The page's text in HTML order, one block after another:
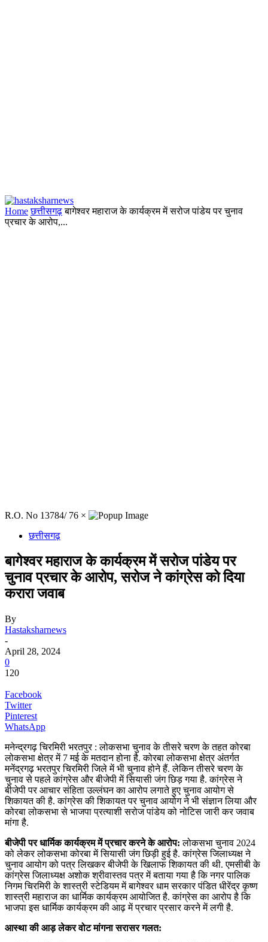
Home छत्तीसगढ़ बागेश्वर महाराज के कार्यक्रम में सरोज पांडेय पर चुनाव
प्रचार के आरोप,...
R.O. No 13784/ 76 ×
छत्तीसगढ़
बागेश्वर महाराज के कार्यक्रम में सरोज पांडेय पर
चुनाव प्रचार के आरोप, सरोज ने कांग्रेस को दिया
करारा जवाब
By
Hastaksharnews
-
April 28, 2024
0
120
Facebook
Twitter
Pinterest
WhatsApp
मनेन्द्रगढ़ चिरमिरी भरतपुर : लोकसभा चुनाव के तीसरे चरण के तहत कोरबा
लोकसभा क्षेत्र में 7 मई के मतदान होना है. कोरबा लोकसभा क्षेत्र अंतर्गत
मनेंद्रगढ़ भरतपुर चिरमिरी जिले में भी चुनाव होने हैं. लेकिन तीसरे चरण के
चुनाव से पहले कांग्रेस और बीजेपी में सियासी जंग छिड़ गया है. कांग्रेस ने
बीजेपी पर आचार संहिता उल्लंघन का आरोप लगाते हुए चुनाव आयोग से
शिकायत की है. कांग्रेस की शिकायत पर चुनाव आयोग ने भी संज्ञान लिया और
कोरबा लोकसभा से भाजपा प्रत्याशी सरोज पांडेय को नोटिस जारी कर जवाब
मांगा है.
बीजेपी पर धार्मिक कार्यक्रम में प्रचार करने के आरोप: लोकसभा चुनाव 2024
को लेकर लोकसभा कोरबा में सियासी जंग छिड़ी हुई है. कांग्रेस जिलाध्यक्ष ने
चुनाव आयोग को पत्र लिखकर बीजेपी के खिलाफ शिकायत की थी. एमसीबी के
कांग्रेस जिलाध्यक्ष अशोक श्रीवास्तव पत्र में बताया गया है कि नगर पालिक
निगम चिरमिरी के शास्त्री स्टेडियम में बागेश्वर धाम सरकार पंडित धीरेंद्र कृष्ण
शास्त्री महाराज का धार्मिक कार्यक्रम आयोजित है. कांग्रेस का आरोप है कि
भाजपा इस धार्मिक कार्यक्रम की आढ़ में प्रचार प्रसार करने में लगी है.
आस्था की आड़ लेकर वोट मांगना सरासर गलत: